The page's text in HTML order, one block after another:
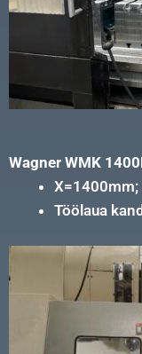
Wagner WMK
Töölaua